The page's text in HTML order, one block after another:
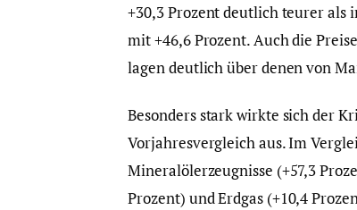
+30,3 Prozent deutlich teurer als
mit +46,6 Prozent. Auch die
lagen deutlich über denen von
Besonders stark wirkte sich der
Vorjahresvergleich aus. Im
Mineralölerzeugnisse (+57,3
Prozent) und Erdgas (+10,4